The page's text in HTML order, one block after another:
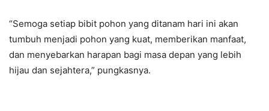
“Semoga setiap bibit pohon yang ditanam hari ini akan
tumbuh menjadi pohon yang kuat, memberikan manfaat,
dan menyebarkan harapan bagi masa depan yang lebih
hijau dan sejahtera,” pungkasnya.